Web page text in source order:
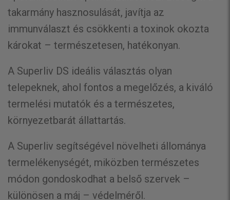
takarmány hasznosulását, javítja az
immunválaszt és csökkenti a toxinok okozta
károkat – természetesen, hatékonyan.
A Superliv DS ideális választás olyan
telepeknek, ahol fontos a megelőzés, a kiváló
termelési mutatók és a természetes,
környezetbarát állattartás.
A Superliv segítségével növelheti állománya
termelékenységét, miközben természetes
módon gondoskodhat a belső szervek –
különösen a máj – védelméről.